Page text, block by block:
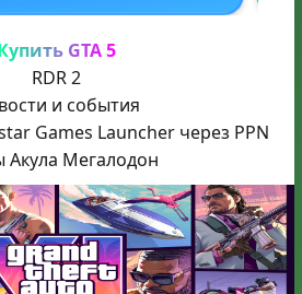
GTA 5
RDR 2
и события
Games Launcher через PPN
Акула Мегалодон